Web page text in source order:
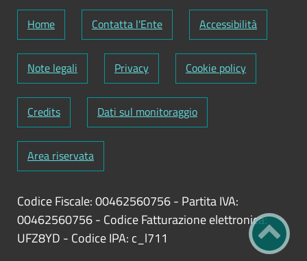
Home Contatta l'Ente Accessibilità
Note legali Privacy Cookie policy
Credits Dati sul monitoraggio
Area riservata
Codice Fiscale: 00462560756- Partita IVA:
00462560756- Codice Fatturazione elettronica:
UFZ8YD - Codice IPA: c_l711